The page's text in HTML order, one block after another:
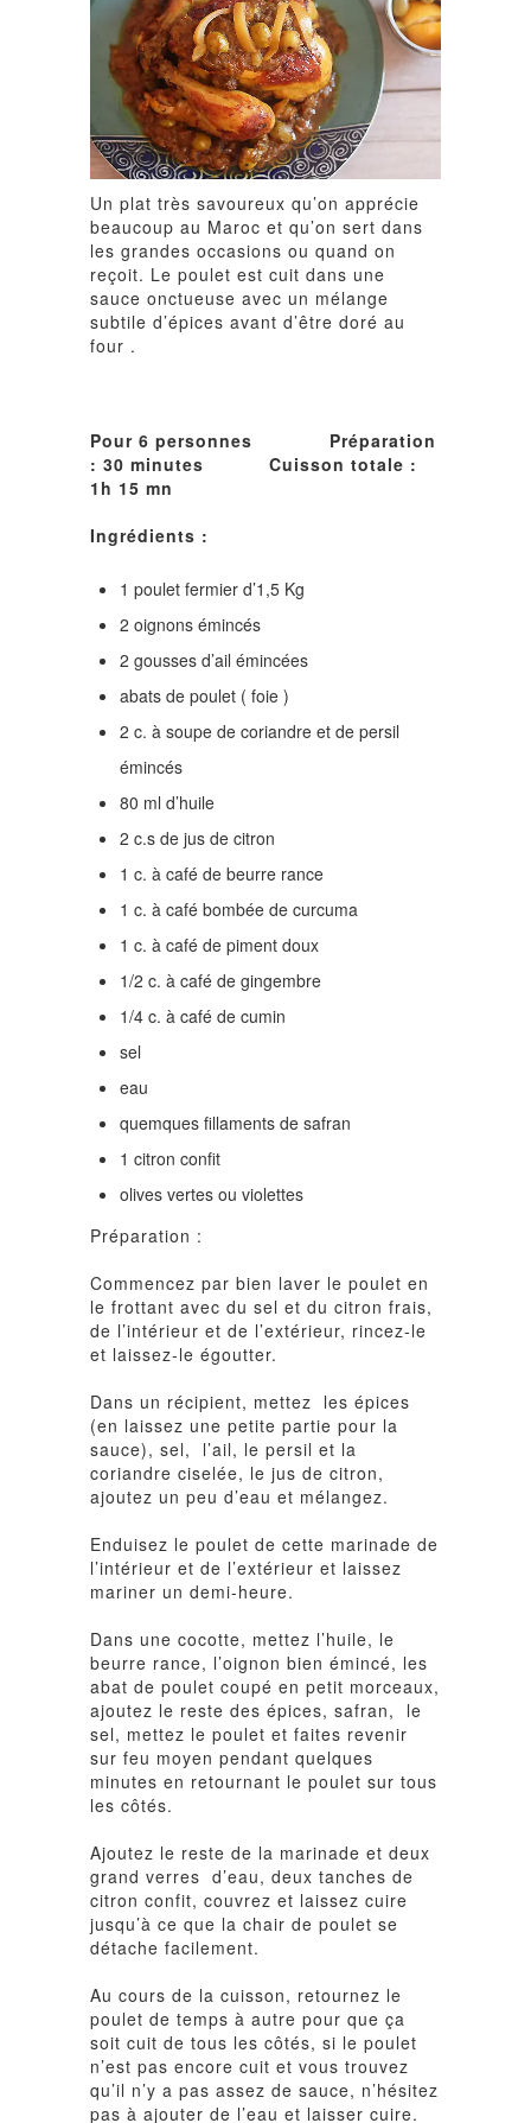
Un plat très savoureux qu’on apprécie
beaucoup au Maroc et qu’on sert dans
les grandes occasions ou quand on
reçoit. Le poulet est cuit dans une
sauce onctueuse avec un mélange
subtile d’épices avant d’être doré au
four .
Pour 6 personnes Préparation
: 30 minutes Cuisson totale :
1h 15 mn
Ingrédients :
1 poulet fermier d’1,5 Kg
2 oignons émincés
2 gousses d’ail émincées
abats de poulet ( foie )
2 c. à soupe de coriandre et de persil
émincés
80 ml d’huile
2 c.s de jus de citron
1 c. à café de beurre rance
1 c. à café bombée de curcuma
1 c. à café de piment doux
1/2 c. à café de gingembre
1/4 c. à café de cumin
sel
eau
quemques fillaments de safran
1 citron confit
olives vertes ou violettes
Préparation :
Commencez par bien laver le poulet en
le frottant avec du sel et du citron frais,
de l’intérieur et de l’extérieur, rincez-le
et laissez-le égoutter.
Dans un récipient, mettez les épices
(en laissez une petite partie pour la
sauce), sel, l’ail, le persil et la
coriandre ciselée, le jus de citron,
ajoutez un peu d’eau et mélangez.
Enduisez le poulet de cette marinade de
l’intérieur et de l’extérieur et laissez
mariner un demi-heure.
Dans une cocotte, mettez l’huile, le
beurre rance, l’oignon bien émincé, les
abat de poulet coupé en petit morceaux,
ajoutez le reste des épices, safran, le
sel, mettez le poulet et faites revenir
sur feu moyen pendant quelques
minutes en retournant le poulet sur tous
les côtés.
Ajoutez le reste de la marinade et deux
grand verres d’eau, deux tanches de
citron confit, couvrez et laissez cuire
jusqu’à ce que la chair de poulet se
détache facilement.
Au cours de la cuisson, retournez le
poulet de temps à autre pour que ça
soit cuit de tous les côtés, si le poulet
n’est pas encore cuit et vous trouvez
qu’il n’y a pas assez de sauce, n’hésitez
pas à ajouter de l’eau et laisser cuire.